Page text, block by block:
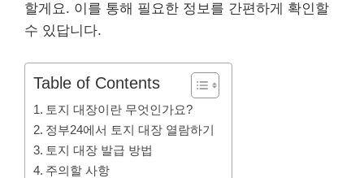
할게요. 이를 통해 필요한 정보를 간편하게 확인할
수 있답니다.
Table of Contents
토지 대장이란 무엇인가요?
정부24에서 토지 대장 열람하기
토지 대장 발급 방법
주의할 사항